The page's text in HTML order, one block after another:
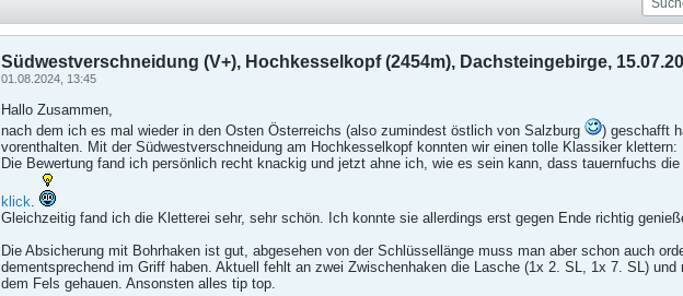
Südwestverschneidung (V+), Hochkesselkopf (2454m), Dachsteingebirge,
01.08.2024, 13:45
Hallo Zusammen,
nach dem ich es mal wieder in den Osten Österreichs (also zumindest östlich von Salzburg
) geschafft
vorenthalten. Mit der Südwestverschneidung am Hochkesselkopf konnten wir einen tolle Klassiker klettern:
Die Bewertung fand ich persönlich recht knackig und jetzt ahne ich, wie es sein kann, dass tauernfuchs
klick.
Gleichzeitig fand ich die Kletterei sehr, sehr schön. Ich konnte sie allerdings erst gegen Ende richtig
Die Absicherung mit Bohrhaken ist gut, abgesehen von der Schlüssellänge muss man aber schon auch
dementsprechend im Griff haben. Aktuell fehlt an zwei Zwischenhaken die Lasche (1x 2. SL, 1x 7. SL)
dem Fels gehauen. Ansonsten alles tip top.